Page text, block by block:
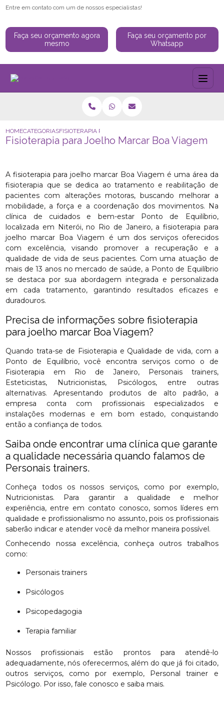
Entre em contato com um de nossos especialistas!
Faça seu orçamento agora
mesmo
Faça seu orçamento por
Whatsapp
HOMECATEGORIASFISIOTERAPIA PARA JOELHO MARCAR BOA VIAGEM
Fisioterapia para Joelho Marcar Boa Viagem
A fisioterapia para joelho marcar Boa Viagem é uma área da
fisioterapia que se dedica ao tratamento e reabilitação de
pacientes com alterações motoras, buscando melhorar a
mobilidade, a força e a coordenação dos movimentos. Na
clínica de cuidados e bem-estar Ponto de Equilíbrio,
localizada em Niterói, no Rio de Janeiro, a fisioterapia para
joelho marcar Boa Viagem é um dos serviços oferecidos
com excelência, visando promover a recuperação e a
qualidade de vida de seus pacientes. Com uma atuação de
mais de 13 anos no mercado de saúde, a Ponto de Equilíbrio
se destaca por sua abordagem integrada e personalizada
em cada tratamento, garantindo resultados eficazes e
duradouros.
Precisa de informações sobre fisioterapia
para joelho marcar Boa Viagem?
Quando trata-se de Fisioterapia e Qualidade de vida, com a
Ponto de Equilíbrio, você encontra serviços como o de
Fisioterapia em Rio de Janeiro, Personais trainers,
Esteticistas, Nutricionistas, Psicólogos, entre outras
alternativas. Apresentando produtos de alto padrão, a
empresa conta com profissionais especializados e
instalações modernas e em bom estado, conquistando
então a confiança de todos.
Saiba onde encontrar uma clínica que garante
a qualidade necessária quando falamos de
Personais trainers.
Conheça todos os nossos serviços, como por exemplo,
Nutricionistas. Para garantir a qualidade e melhor
experiência, entre em contato conosco, somos líderes em
qualidade e profissionalismo no assunto, pois os profissionais
saberão indicar e atender você da melhor maneira possível.
Conhecendo nossa excelência, conheça outros trabalhos
como:
Personais trainers
Psicólogos
Psicopedagogia
Terapia familiar
Nossos profissionais estão prontos para atendê-lo
adequadamente, nós oferecermos, além do que já foi citado,
outros serviços, como por exemplo, Personal trainer e
Psicólogo. Por isso, fale conosco e saiba mais.